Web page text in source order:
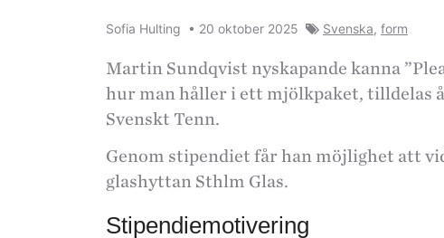
Sofia Hulting • 20 oktober 2025 Svenska, form
Martin Sundqvist nyskapande kanna
hur man håller i ett mjölkpaket, tilldelas
Svenskt Tenn.
Genom stipendiet får han möjlighet att
glashyttan Sthlm Glas.
Stipendiemotivering